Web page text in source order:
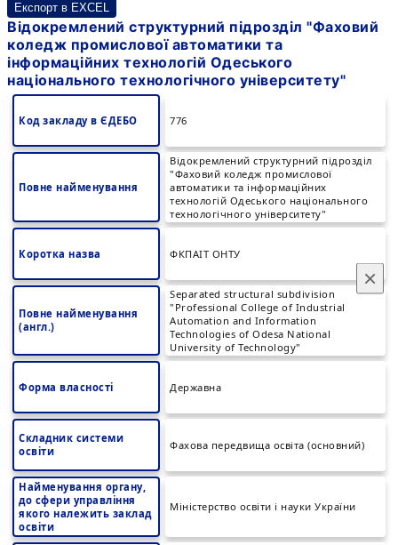
×
Експорт в EXCEL
Відокремлений структурний підрозділ "Фаховий
коледж промислової автоматики та
інформаційних технологій Одеського
національного технологічного університету"
Код закладу в ЄДЕБО 776
Повне найменування
Відокремлений структурний підрозділ
"Фаховий коледж промислової
автоматики та інформаційних
технологій Одеського національного
технологічного університету"
Коротка назва ФКПАІТ ОНТУ
Повне найменування
(англ.)
Separated structural subdivision
"Professional College of Industrial
Automation and Information
Technologies of Odesa National
University of Technology"
Форма власності Державна
Складник системи
освіти
Фахова передвища освіта (основний)
Найменування органу,
до сфери управління
якого належить заклад
освіти
Міністерство освіти і науки України